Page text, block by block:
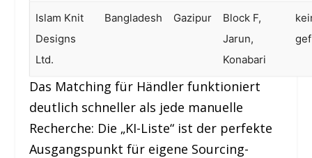
Islam Knit
Designs
Ltd.
Bangladesh Gazipur
Block F,
Jarun,
Konabari
Das Matching für Händler funktioniert
deutlich schneller als jede manuelle
Recherche: Die „KI-Liste“ ist der perfekte
Ausgangspunkt für eigene Sourcing-